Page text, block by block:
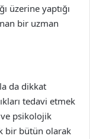
üzerine yaptığı
bir uzman
da dikkat
tedavi etmek
psikolojik
bir bütün olarak